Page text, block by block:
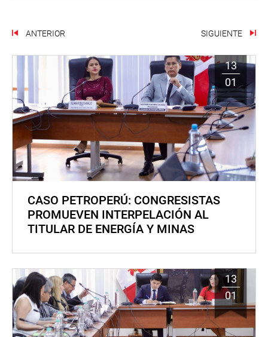
ANTERIOR SIGUIENTE
13
01
CASO PETROPERÚ: CONGRESISTAS
PROMUEVEN INTERPELACIÓN AL
TITULAR DE ENERGÍA Y MINAS
13
01